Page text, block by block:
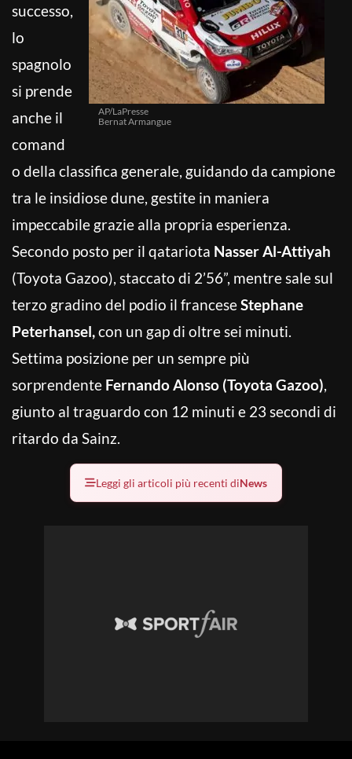
AP/LaPresse
Bernat Armangue
successo,
lo
spagnolo
si prende
anche il
comand
o della classifica generale, guidando da campione
tra le insidiose dune, gestite in maniera
impeccabile grazie alla propria esperienza.
Secondo posto per il qatariota Nasser Al-Attiyah
(Toyota Gazoo), staccato di 2’56”, mentre sale sul
terzo gradino del podio il franceseStephane
Peterhansel,con un gap di oltre sei minuti.
Settima posizione per un sempre più
sorprendente Fernando Alonso (Toyota Gazoo),
giunto al traguardo con 12 minuti e 23 secondi di
ritardo da Sainz.
Leggi gli articoli più recenti diNews